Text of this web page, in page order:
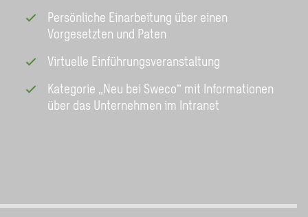
Persönliche Einarbeitung über einen
Vorgesetzten und Paten
Virtuelle Einführungsveranstaltung
Kategorie „Neu bei Sweco“ mit Informationen
über das Unternehmen im Intranet